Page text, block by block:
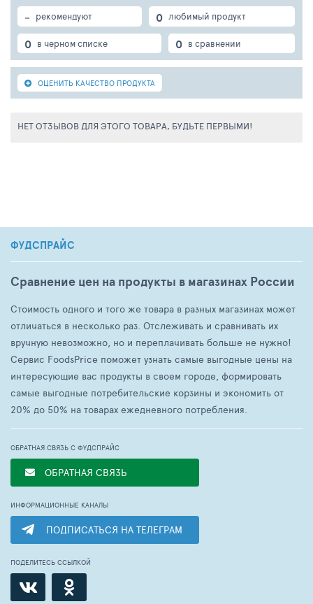
- рекомендуют 0 любимый продукт
0 в черном списке 0 в сравнении
ОЦЕНИТЬ КАЧЕСТВО ПРОДУКТА
НЕТ ОТЗЫВОВ ДЛЯ ЭТОГО ТОВАРА, БУДЬТЕ ПЕРВЫМИ!
ФУДСПРАЙС
Сравнение цен на продукты в магазинах России
Стоимость одного и того же товара в разных магазинах может
отличаться в несколько раз. Отслеживать и сравнивать их
вручную невозможно, но и переплачивать больше не нужно!
Сервис FoodsPrice поможет узнать самые выгодные цены на
интересующие вас продукты в своем городе, формировать
самые выгодные потребительские корзины и экономить от
20% до 50% на товарах ежедневного потребления.
ОБРАТНАЯ СВЯЗЬ С ФУДСПРАЙС
ОБРАТНАЯ СВЯЗЬ
ИНФОРМАЦИОННЫЕ КАНАЛЫ
ПОДПИСАТЬСЯ НА ТЕЛЕГРАМ
ПОДЕЛИТЕСЬ ССЫЛКОЙ